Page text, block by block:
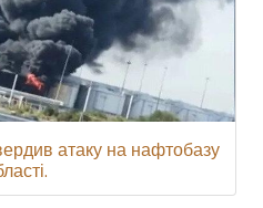
атаку на нафтобазу